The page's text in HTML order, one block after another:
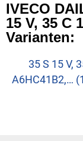
IVECO
15 V, 35 C
Varianten:
35 S 15 V,
A6HC41B2,…